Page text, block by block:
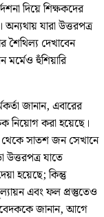
দিয়ে শিক্ষকদের
যারা উত্তরপত্র
শৈথিল্য দেখাবেন
মর্মেও হুঁশিয়ারি
জানান, এবারের
নিয়োগ করা হয়েছে।
থেকে সাতশ জন সেখানে
যাতে
হয়েছে; কিন্তু
এবং ফল প্রস্তুতেও
জানান, আগে